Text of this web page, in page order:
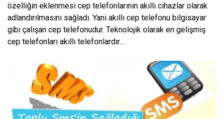
özelliğin eklenmesi cep telefonlarının akıllı cihazlar olarak
adlandırılmasını sağladı. Yani akıllı cep telefonu bilgisayar
gibi çalışan cep telefonudur. Teknolojik olarak en gelişmiş
cep telefonları akıllı telefonlardır....